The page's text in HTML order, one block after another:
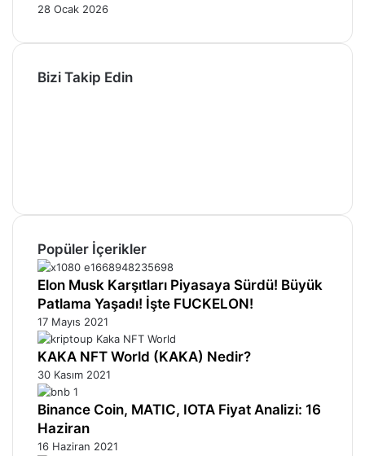
28 Ocak 2026
Bizi Takip Edin
Popüler İçerikler
Elon Musk Karşıtları Piyasaya Sürdü! Büyük
Patlama Yaşadı! İşte FUCKELON!
17 Mayıs 2021
KAKA NFT World (KAKA) Nedir?
30 Kasım 2021
Binance Coin, MATIC, IOTA Fiyat Analizi: 16
Haziran
16 Haziran 2021